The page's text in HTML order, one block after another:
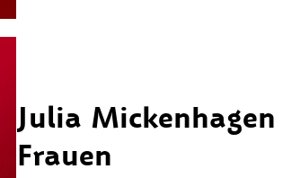
Julia
Frauen